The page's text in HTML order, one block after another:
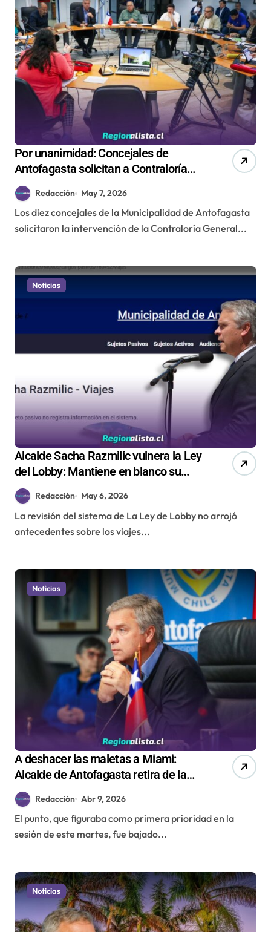
Por unanimidad: Concejales de
Antofagasta solicitan a Contraloría
revisión de millonaria licitación de
recolección de basura
Redacción May 7, 2026
Los diez concejales de la Municipalidad de Antofagasta
solicitaron la intervención de la Contraloría General...
Noticias
Alcalde Sacha Razmilic vulnera la Ley
del Lobby: Mantiene en blanco su
registro de viajes desde que asumió
Redacción May 6, 2026
La revisión del sistema de La Ley de Lobby no arrojó
antecedentes sobre los viajes...
Noticias
A deshacer las maletas a Miami:
Alcalde de Antofagasta retira de la
tabla del Concejo su quinta gira
internacional tras duras críticas
Redacción Abr 9, 2026
El punto, que figuraba como primera prioridad en la
sesión de este martes, fue bajado...
Noticias